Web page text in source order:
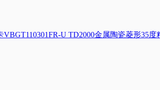
U TD2000金属陶瓷菱形35